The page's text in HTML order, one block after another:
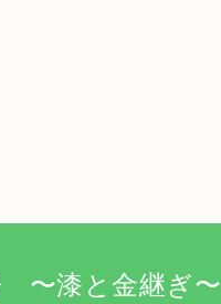
〜漆と金継ぎ〜